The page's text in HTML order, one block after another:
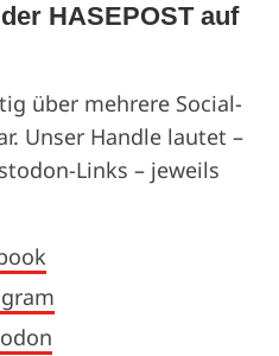
HASEPOST auf
über mehrere Social-
Unser Handle lautet –
Links – jeweils